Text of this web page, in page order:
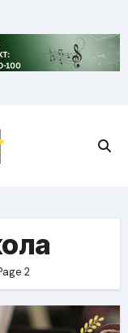
2